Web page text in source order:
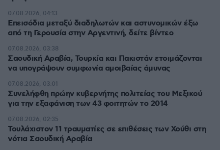
Επεισόδια μεταξύ διαδηλωτών και αστυνομικών έξω
από τη Γερουσία στην Αργεντινή, δείτε βίντεο
07.08.2026, 04:13
Σαουδική Αραβία, Τουρκία και Πακιστάν ετοιμάζονται
να υπογράψουν συμφωνία αμοιβαίας άμυνας
07.08.2026, 03:38
Συνελήφθη πρώην κυβερνήτης πολιτείας του Μεξικού
για την εξαφάνιση των 43 φοιτητών το 2014
07.08.2026, 03:01
Τουλάχιστον 11 τραυματίες σε επιθέσεις των Χούθι στη
νότια Σαουδική Αραβία
07.08.2026, 02:35